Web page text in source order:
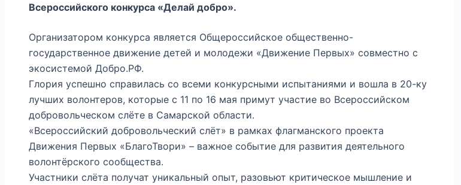
Всероссийского конкурса «Делай добро».
Организатором конкурса является Общероссийское общественно-
государственное движение детей и молодежи «Движение Первых» совместно с
экосистемой Добро.РФ.
Глория успешно справилась со всеми конкурсными испытаниями и вошла в 20-ку
лучших волонтеров, которые с 11 по 16 мая примут участие во Всероссийском
добровольческом слёте в Самарской области.
«Всероссийский добровольческий слёт» в рамках флагманского проекта
Движения Первых «БлагоТвори» – важное событие для развития деятельного
волонтёрского сообщества.
Участники слёта получат уникальный опыт, разовьют критическое мышление и